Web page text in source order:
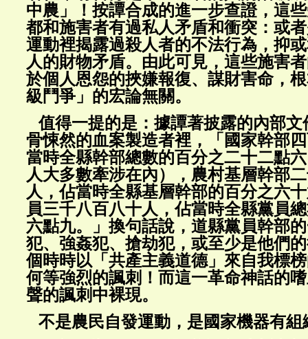
中農」！按譚合成的進一步查證，這
都和施害者有過私人矛盾和衝突：或
運動裡揭露過殺人者的不法行為，抑
人的財物矛盾。由此可見，這些施害
於個人恩怨的挾嫌報復、謀財害命，
級鬥爭」的宏論無關。
值得一提的是：據譚著披露的內部文
骨悚然的血案製造者裡，「國家幹部
當時全縣幹部總數的百分之二十二點
人大多數牽涉在內），農村基層幹部
人，佔當時全縣基層幹部的百分之六
員三千八百八十人，佔當時全縣黨員
六點九。」換句話說，道縣黨員幹部
犯、強姦犯、搶劫犯，或至少是他們
個時時以「共產主義道德」來自我標
何等強烈的諷刺！而這一革命神話的
聲的諷刺中裸現。
不是農民自發運動，是國家機器有組